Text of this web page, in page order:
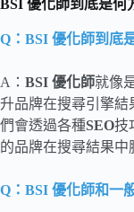
BSI 優化師到底是何
Q：BSI 優化師到底
A： BSI 優化師就像
升品牌在搜尋引擎結
們會透過各種SEO技
的品牌在搜尋結果中
Q：BSI 優化師和一